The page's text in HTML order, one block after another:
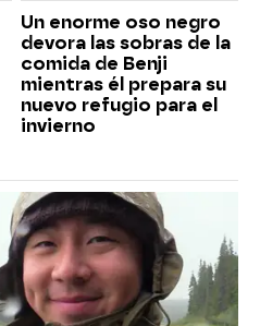
Un enorme oso negro
devora las sobras de la
comida de Benji
mientras él prepara su
nuevo refugio para el
invierno